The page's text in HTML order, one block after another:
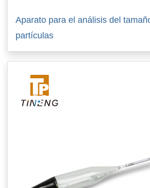
Aparato para el análisis del
partículas